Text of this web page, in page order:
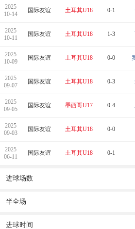
2025
10-14
国际友谊 土耳其U18 0-1
2025
10-11
国际友谊 土耳其U18 1-3
2025
10-09
国际友谊 土耳其U18 0-0
2025
09-07
国际友谊 土耳其U18 0-3
2025
09-05
国际友谊 墨西哥U17 0-4
2025
09-03
国际友谊 土耳其U18 0-0
2025
06-11
国际友谊 土耳其U18 0-1
进球场数
半全场
进球时间